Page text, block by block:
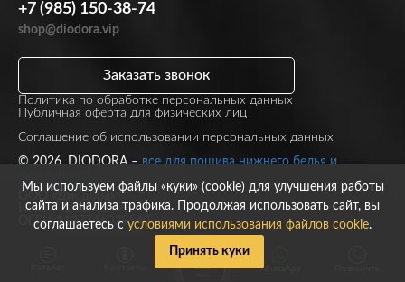
WhatsApp
+7 (985) 150-38-74
shop@diodora.vip
Политика по обработке персональных данных
Публичная оферта для физических лиц
Заказать звонок
Соглашение об использовании персональных данных
© 2026, DIODORA – все для пошива нижнего белья и
ООО «Диодора»
ИНН 7723860297
ОГРН 1137746039540
Мы используем файлы «куки» (cookie) для улучшения работы
сайта и анализа трафика. Продолжая использовать сайт, вы
соглашаетесь с условиями использования файлов cookie.
Принять куки